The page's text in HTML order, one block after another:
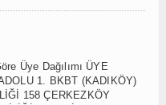
Üye Dağılımı ÜYE
1. BKBT (KADIKÖY)
158 ÇERKEZKÖY